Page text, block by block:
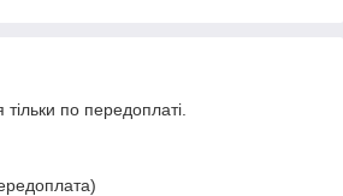
по передоплаті.